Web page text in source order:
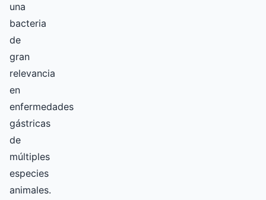
una
bacteria
de
gran
relevancia
en
enfermedades
gástricas
de
múltiples
especies
animales.